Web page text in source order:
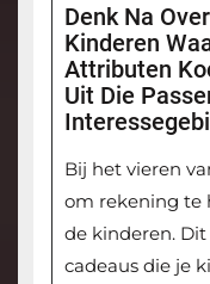
Denk Na
Kinderen
Attributen
Uit Die
Bij het vieren
om rekening te
de kinderen.
cadeaus die je